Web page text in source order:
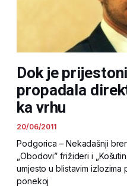
Dok je
propadala
ka vrhu
20/06/2011
Podgorica – Nekadašnji
„Obodovi” frižideri i
umjesto u blistavim
ponekoj